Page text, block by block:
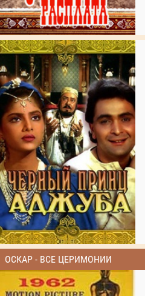
ОСКАР - ВСЕ ЦЕРИМОНИИ